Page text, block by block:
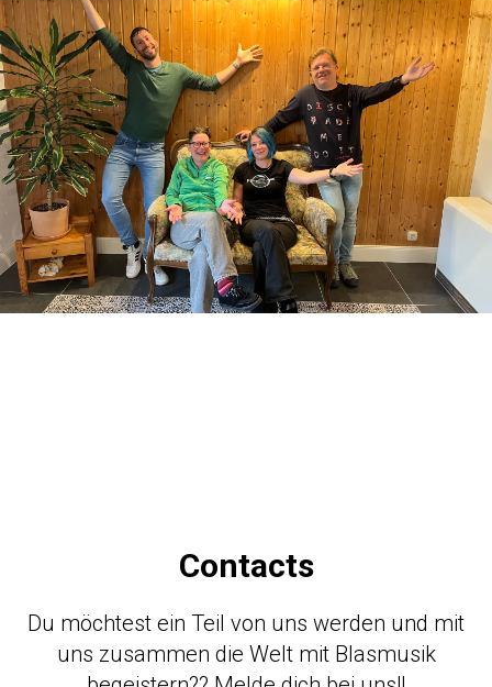
Contacts
Du möchtest ein Teil von uns werden und mit
uns zusammen die Welt mit Blasmusik